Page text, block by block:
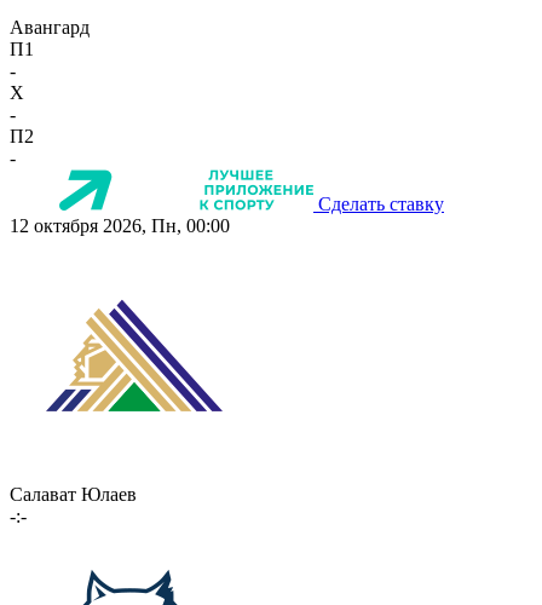
Авангард
П1
-
X
-
П2
-
Сделать ставку
12 октября 2026, Пн, 00:00
Салават Юлаев
-:-